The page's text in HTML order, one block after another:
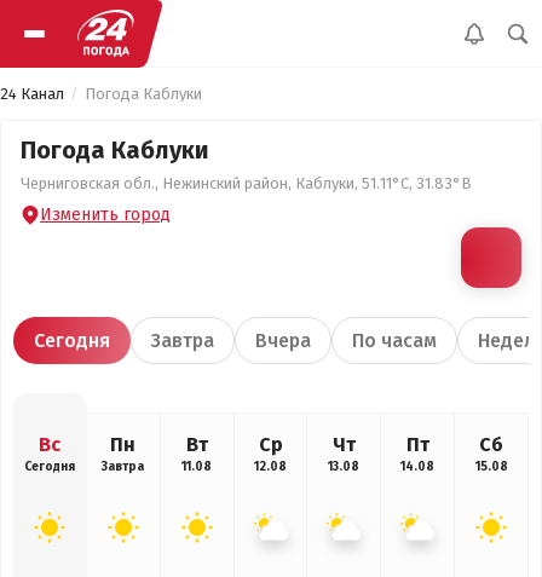
24 Канал Погода Каблуки
Погода Каблуки
Черниговская обл., Нежинский район, Каблуки, 51.11°С, 31.83°В
Изменить город
Сегодня Завтра Вчера По часам
Вс
Сегодня
Пн
Завтра
Вт
11.08
Ср
12.08
Чт
13.08
Пт
14.08
Сб
15.08